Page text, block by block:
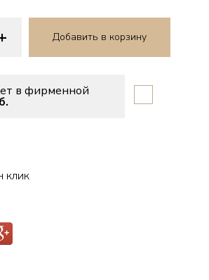
Добавить в корзину
в фирменной
клик